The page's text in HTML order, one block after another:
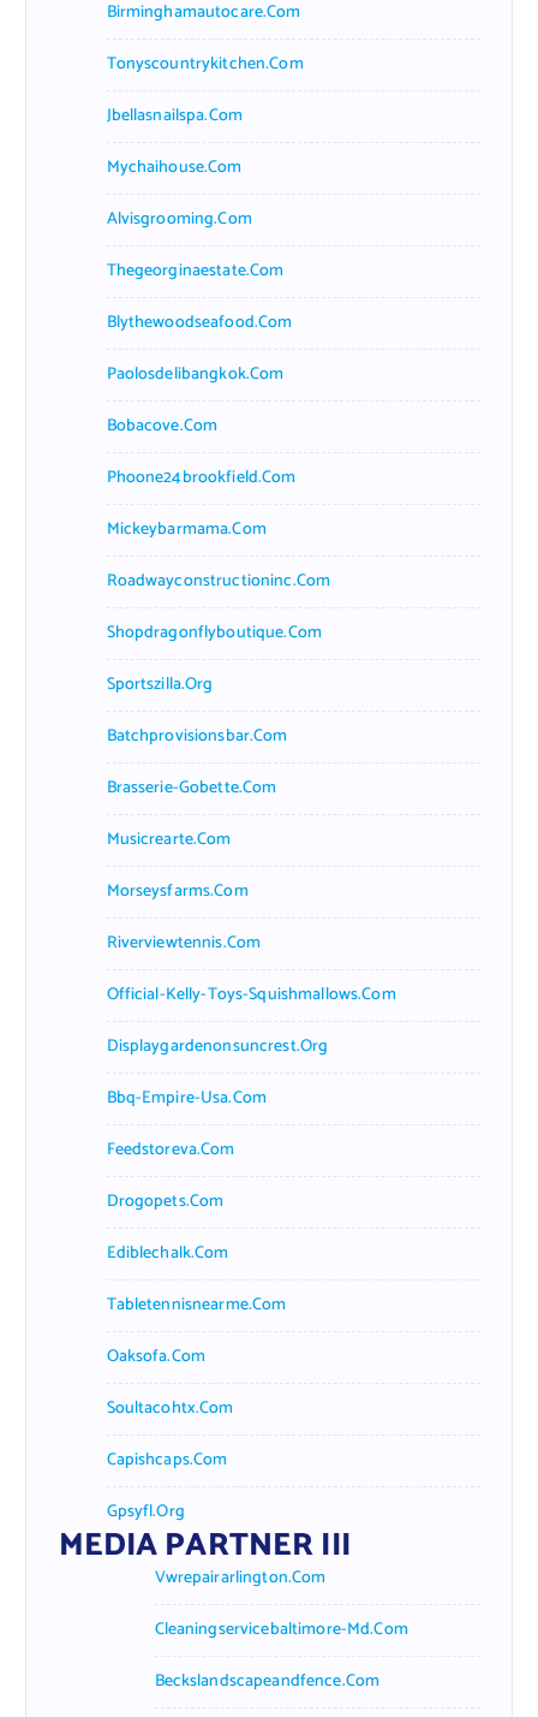
Birminghamautocare.com
Tonyscountrykitchen.com
Jbellasnailspa.com
Mychaihouse.com
Alvisgrooming.com
Thegeorginaestate.com
Blythewoodseafood.com
Paolosdelibangkok.com
Bobacove.com
Phoone24brookfield.com
Mickeybarmama.com
Roadwayconstructioninc.com
Shopdragonflyboutique.com
Sportszilla.org
Batchprovisionsbar.com
Brasserie-Gobette.com
Musicrearte.com
Morseysfarms.com
Riverviewtennis.com
Official-Kelly-Toys-Squishmallows.com
Displaygardenonsuncrest.org
Bbq-Empire-Usa.com
Feedstoreva.com
Drogopets.com
Ediblechalk.com
Tabletennisnearme.com
Oaksofa.com
Soultacohtx.com
Capishcaps.com
Gpsyfl.org
MEDIA PARTNER III
Vwrepairarlington.com
Cleaningservicebaltimore-Md.com
Beckslandscapeandfence.com